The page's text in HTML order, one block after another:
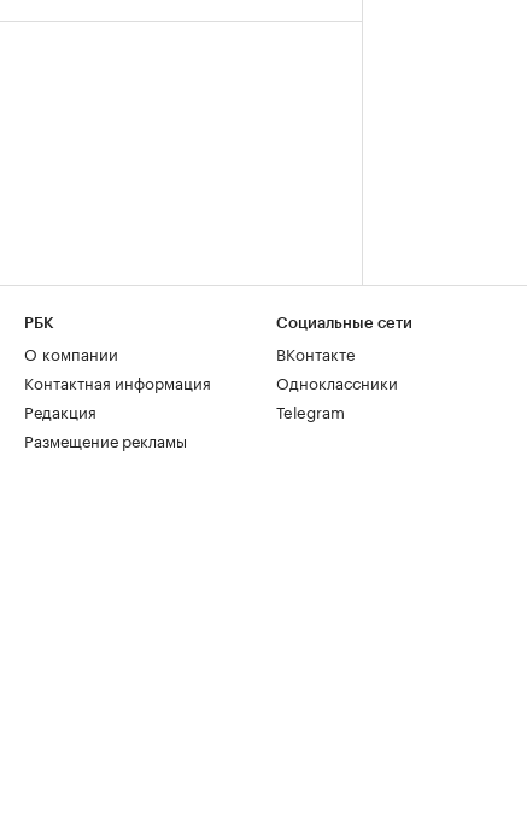
РБК
О компании
Контактная информация
Редакция
Размещение рекламы
Социальные сети
ВКонтакте
Одноклассники
Telegram